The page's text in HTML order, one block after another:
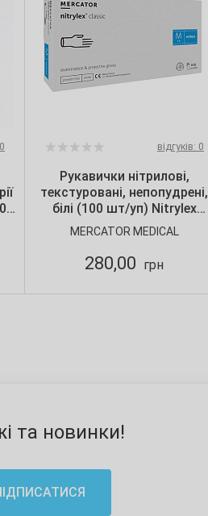
відгуків: 0
Рукавички нітрилові,
текстуровані, непопудрені,
білі (100 шт/уп) Nitrylex
CLASSIC, Mercator, р. S
MERCATOR MEDICAL
280,00 грн
та новинки!